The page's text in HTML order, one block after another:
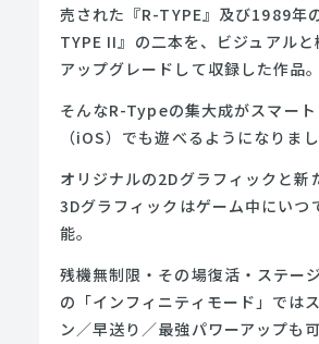
売された『R-TYPE』及び1989年
TYPE II』の二本を、ビジュアル
アップグレードして収録した作品。
そんなR-Typeの集大成がスマート
（iOS）でも遊べるようになりまし
オリジナルの2Dグラフィックと新
3Dグラフィックはゲーム中にいつ
能。
残機無制限・その場復活・ステー
の「インフィニティモード」では
ン／早送り／最強パワーアップも